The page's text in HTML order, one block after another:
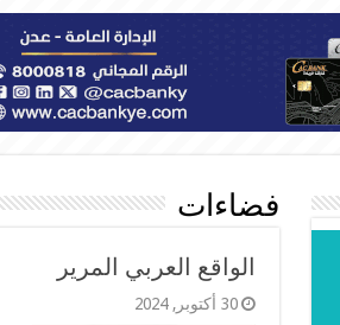
فضاءات
الواقع العربي المرير
30 أكتوبر, 2024